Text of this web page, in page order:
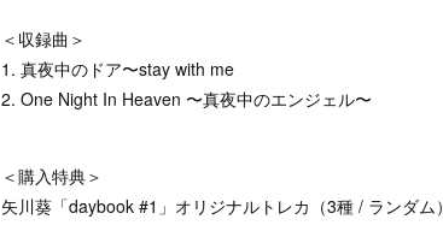
＜収録曲＞
1. 真夜中のドア〜stay with me
2. One Night In Heaven 〜真夜中のエンジェル〜
＜購入特典＞
矢川葵「daybook #1」オリジナルトレカ（3種 / ランダム）